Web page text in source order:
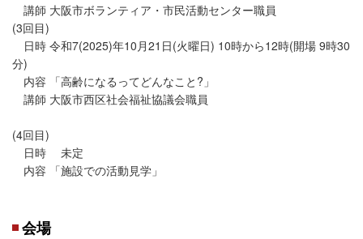
講師 大阪市ボランティア・市民活動センター職員
(3回目)
日時 令和7(2025)年10月21日(火曜日) 10時から12時(開場 9時30
分)
内容 「高齢になるってどんなこと?」
講師 大阪市西区社会福祉協議会職員
(4回目)
日時 未定
内容 「施設での活動見学」
会場